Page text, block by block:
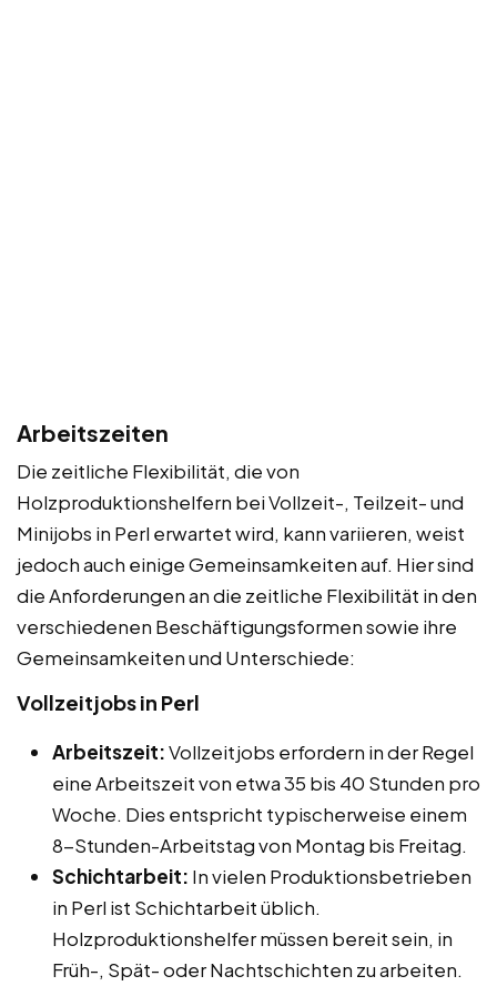
Arbeitszeiten
Die zeitliche Flexibilität, die von
Holzproduktionshelfern bei Vollzeit-, Teilzeit- und
Minijobs in Perl erwartet wird, kann variieren, weist
jedoch auch einige Gemeinsamkeiten auf. Hier sind
die Anforderungen an die zeitliche Flexibilität in den
verschiedenen Beschäftigungsformen sowie ihre
Gemeinsamkeiten und Unterschiede:
Vollzeitjobs in Perl
Arbeitszeit:Vollzeitjobs erfordern in der Regel
eine Arbeitszeit von etwa 35 bis 40 Stunden pro
Woche. Dies entspricht typischerweise einem
8-Stunden-Arbeitstag von Montag bis Freitag.
Schichtarbeit: In vielen Produktionsbetrieben
in Perl ist Schichtarbeit üblich.
Holzproduktionshelfer müssen bereit sein, in
Früh-, Spät- oder Nachtschichten zu arbeiten.